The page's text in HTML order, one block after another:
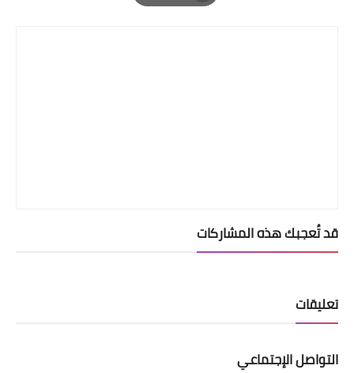
Print
قد تُعجبك هذه المشاركات
تعليقات
التواصل الإجتماعي